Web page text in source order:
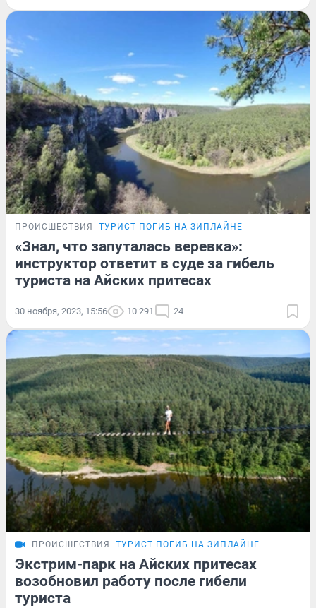
ПРОИСШЕСТВИЯ ТУРИСТ ПОГИБ НА ЗИПЛАЙНЕ
«Знал, что запуталась веревка»:
инструктор ответит в суде за гибель
туриста на Айских притесах
30 ноября, 2023, 15:56 10 291 24
ПРОИСШЕСТВИЯ ТУРИСТ ПОГИБ НА ЗИПЛАЙНЕ
Экстрим-парк на Айских притесах
возобновил работу после гибели
туриста